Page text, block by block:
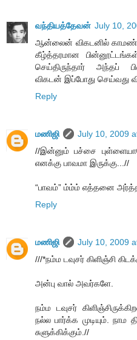
வந்தியத்தேவன் July 10,
ஆன்லைன் விகடனில் காமண்ட்
கீழ்த்தரமான
செய்திருந்தார் அந்தப்
விகடன் இப்போது செய்வது
Reply
மணிஜி
July 10, 2009
//இன்னும் பச்சை
எனக்கு பாவமா இருக்கு...//
“பாவம்” ம்ம்ம் எத்தனை
Reply
மணிஜி
July 10, 2009
///*நம்ம டவுசர் கிளிஞ்சி
அன்பு வால் அவர்களே.
நம்ம டவுசர்
நல்ல பார்க்க முடியும். நாம
சுளுக்கிக்கும்.//